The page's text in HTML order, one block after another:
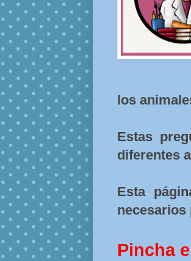
los
Estas
diferentes
Esta
necesarios
Pincha